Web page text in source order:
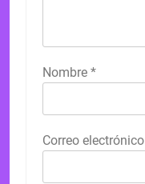
Nombre *
Correo electrónico